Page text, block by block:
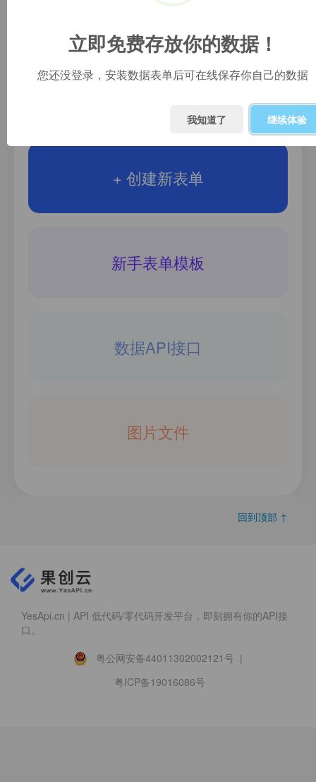
varchar(50) cn 是
+ 创建新表单
新手表单模板
数据API接口
图片文件
立即免费存放你的数据！
您还没登录，安装数据表单后可在线保存你自己的数据
我知道了 继续体验
回到顶部 ↑
YesApi.cn | API 低代码/零代码开发平台，即刻拥有你的API接
口。
粤公网安备44011302002121号 |
粤ICP备19016086号